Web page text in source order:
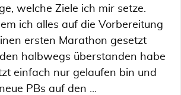
welche Ziele ich mir setze.
ich alles auf die Vorbereitung
ersten Marathon gesetzt
halbwegs überstanden habe
einfach nur gelaufen bin und
PBs auf den ...